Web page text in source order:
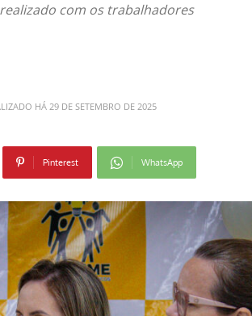
com os trabalhadores
HÁ 29 DE SETEMBRO DE 2025
Pinterest WhatsApp